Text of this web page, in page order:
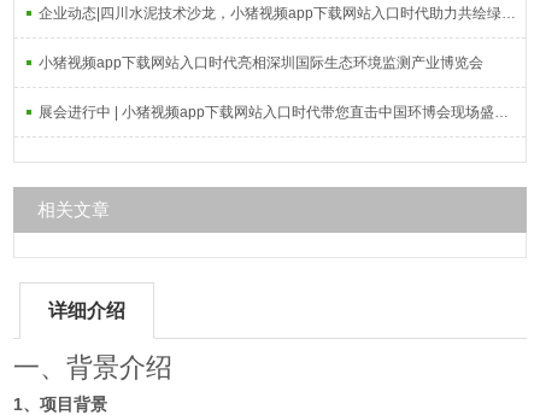
企业动态|四川水泥技术沙龙，小猪视频app下载网站入口时代助力共绘绿色发展新篇章
小猪视频app下载网站入口时代亮相深圳国际生态环境监测产业博览会
展会进行中 | 小猪视频app下载网站入口时代带您直击中国环博会现场盛况！
相关文章
详细介绍
一、背景介绍
1、项目背景